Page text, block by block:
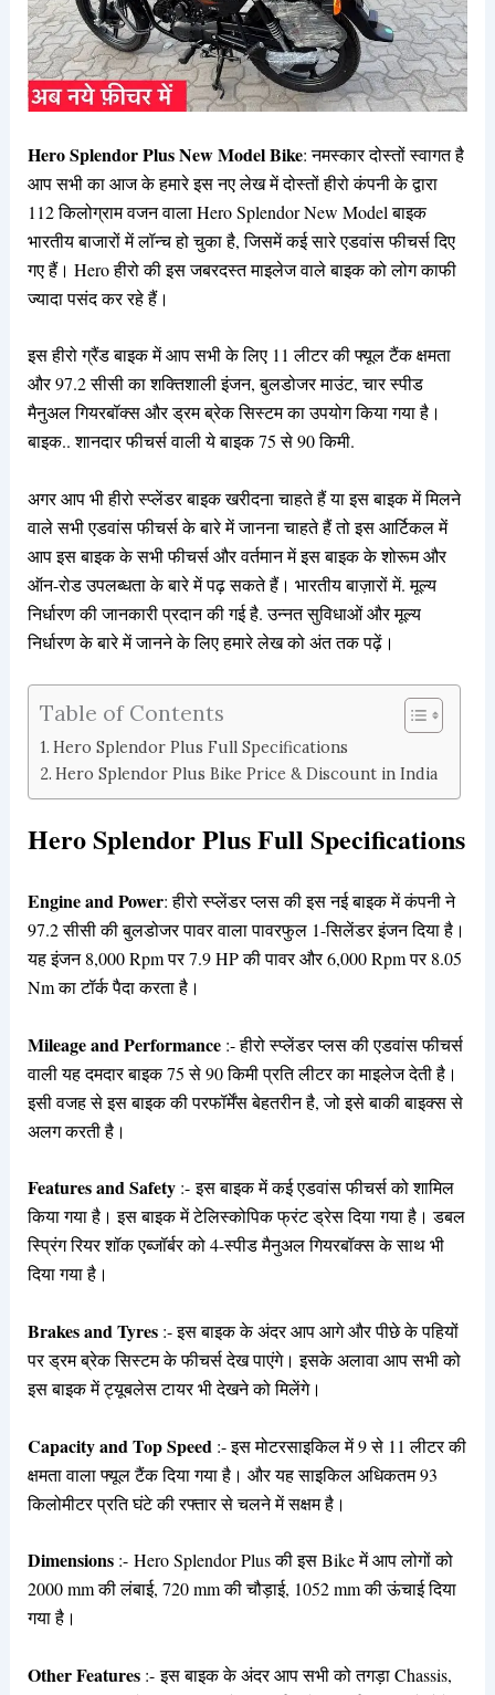
Hero Splendor Plus New Model Bike: नमस्कार दोस्तों स्वागत है
आप सभी का आज के हमारे इस नए लेख में दोस्तों हीरो कंपनी के द्वारा
112 किलोग्राम वजन वाला Hero Splendor New Model बाइक
भारतीय बाजारों में लॉन्च हो चुका है, जिसमें कई सारे एडवांस फीचर्स दिए
गए हैं। Hero हीरो की इस जबरदस्त माइलेज वाले बाइक को लोग काफी
ज्यादा पसंद कर रहे हैं।
इस हीरो ग्रैंड बाइक में आप सभी के लिए 11 लीटर की फ्यूल टैंक क्षमता
और 97.2 सीसी का शक्तिशाली इंजन, बुलडोजर माउंट, चार स्पीड
मैनुअल गियरबॉक्स और ड्रम ब्रेक सिस्टम का उपयोग किया गया है।
बाइक.. शानदार फीचर्स वाली ये बाइक 75 से 90 किमी.
अगर आप भी हीरो स्प्लेंडर बाइक खरीदना चाहते हैं या इस बाइक में मिलने
वाले सभी एडवांस फीचर्स के बारे में जानना चाहते हैं तो इस आर्टिकल में
आप इस बाइक के सभी फीचर्स और वर्तमान में इस बाइक के शोरूम और
ऑन-रोड उपलब्धता के बारे में पढ़ सकते हैं। भारतीय बाज़ारों में. मूल्य
निर्धारण की जानकारी प्रदान की गई है. उन्नत सुविधाओं और मूल्य
निर्धारण के बारे में जानने के लिए हमारे लेख को अंत तक पढ़ें।
Table of Contents
Hero Splendor Plus Full Specifications
Hero Splendor Plus Bike Price & Discount in India
Hero Splendor Plus Full Specifications
Engine and Power: हीरो स्प्लेंडर प्लस की इस नई बाइक में कंपनी ने
97.2 सीसी की बुलडोजर पावर वाला पावरफुल 1-सिलेंडर इंजन दिया है।
यह इंजन 8,000 Rpm पर 7.9 HP की पावर और 6,000 Rpm पर 8.05
Nm का टॉर्क पैदा करता है।
Mileage and Performance:- हीरो स्प्लेंडर प्लस की एडवांस फीचर्स
वाली यह दमदार बाइक 75 से 90 किमी प्रति लीटर का माइलेज देती है।
इसी वजह से इस बाइक की परफॉर्मेंस बेहतरीन है, जो इसे बाकी बाइक्स से
अलग करती है।
Features and Safety:- इस बाइक में कई एडवांस फीचर्स को शामिल
किया गया है। इस बाइक में टेलिस्कोपिक फ्रंट ड्रेस दिया गया है। डबल
स्प्रिंग रियर शॉक एब्जॉर्बर को 4-स्पीड मैनुअल गियरबॉक्स के साथ भी
दिया गया है।
Brakes and Tyres:- इस बाइक के अंदर आप आगे और पीछे के पहियों
पर ड्रम ब्रेक सिस्टम के फीचर्स देख पाएंगे। इसके अलावा आप सभी को
इस बाइक में ट्यूबलेस टायर भी देखने को मिलेंगे।
Capacity and Top Speed :- इस मोटरसाइकिल में 9 से 11 लीटर की
क्षमता वाला फ्यूल टैंक दिया गया है। और यह साइकिल अधिकतम 93
किलोमीटर प्रति घंटे की रफ्तार से चलने में सक्षम है।
Dimensions:- Hero Splendor Plus की इस Bike में आप लोगों को
2000 mm की लंबाई, 720 mm की चौड़ाई, 1052 mm की ऊंचाई दिया
गया है।
Other Features:- इस बाइक के अंदर आप सभी को तगड़ा Chassis,